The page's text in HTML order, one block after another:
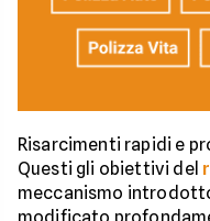
Risarcimenti rapidi e
Questi gli obiettivi del
meccanismo